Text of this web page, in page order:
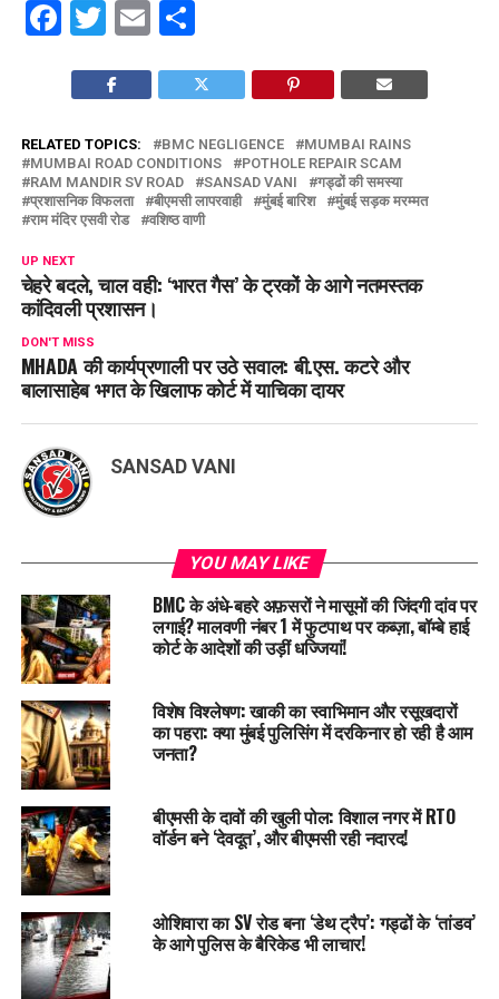
Facebook
Twitter
EmailShare
RELATED TOPICS: BMC NEGLIGENCE
MUMBAI RAINS
MUMBAI ROAD CONDITIONS
POTHOLE REPAIR SCAM
RAM MANDIR SV ROAD
SANSAD VANI
गड्ढों की समस्या
प्रशासनिक विफलता
बीएमसी लापरवाही मुंबई बारिश
मुंबई सड़क मरम्मत
राम मंदिर एसवी रोड
वशिष्ठ वाणी
UP NEXT
चेहरे बदले, चाल वही: ‘भारत गैस’ के ट्रकों के आगे नतमस्तक
कांदिवली प्रशासन।
DON'T MISS
MHADA की कार्यप्रणाली पर उठे सवाल: बी.एस. कटरे और
बालासाहेब भगत के खिलाफ कोर्ट में याचिका दायर
SANSAD VANI
YOU MAY LIKE
BMC के अंधे-बहरे अफ़सरों ने मासूमों की जिंदगी दांव पर
लगाई? मालवणी नंबर 1 में फुटपाथ पर कब्ज़ा, बॉम्बे हाई
कोर्ट के आदेशों की उड़ीं धज्जियां!
विशेष विश्लेषण: खाकी का स्वाभिमान और रसूखदारों
का पहरा: क्या मुंबई पुलिसिंग में दरकिनार हो रही है आम
जनता?
बीएमसी के दावों की खुली पोल: विशाल नगर में RTO
वॉर्डन बने ‘देवदूत’, और बीएमसी रही नदारद!
ओशिवारा का SV रोड बना ‘डेथ ट्रैप’: गड्ढों के ‘तांडव’
के आगे पुलिस के बैरिकेड भी लाचार!